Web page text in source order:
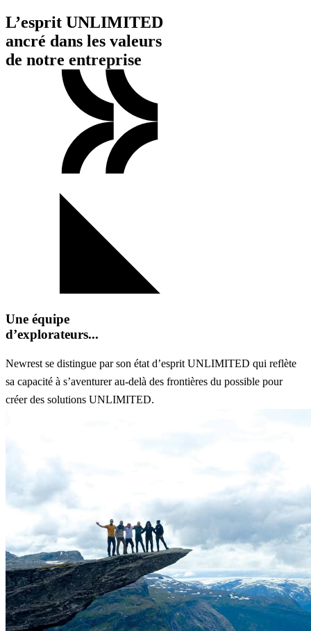
L’esprit UNLIMITED
ancré dans les valeurs
de notre entreprise
Une équipe
d’explorateurs...
Newrest se distingue par son état d’esprit UNLIMITED qui reflète
sa capacité à s’aventurer au-delà des frontières du possible pour
créer des solutions UNLIMITED.